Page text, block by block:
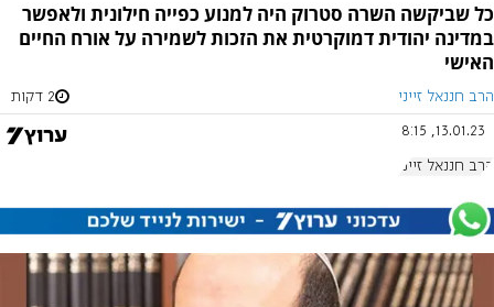
כל שביקשה השרה סטרוק היה למנוע כפייה חילונית ולאפשר
במדינה יהודית דמוקרטית את הזכות לשמירה על אורח החיים
האישי
הרב חננאל זייני 2 דקות
13.01.23, 8:15
הרב חננאל זייני